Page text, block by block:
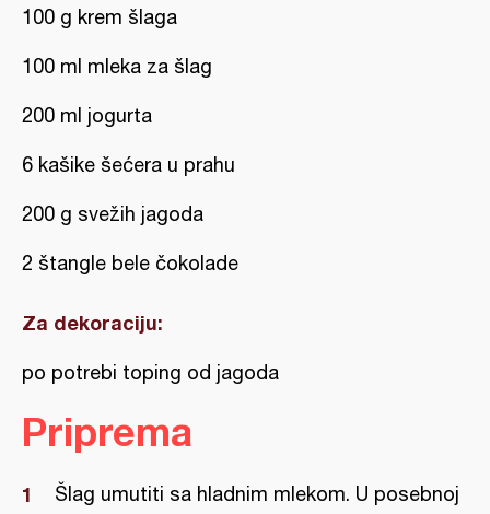
100 g krem šlaga
100 ml mleka za šlag
200 ml jogurta
6 kašike šećera u prahu
200 g svežih jagoda
2 štangle bele čokolade
Za dekoraciju:
po potrebi toping od jagoda
Priprema
Šlag umutiti sa hladnim mlekom. U posebnoj